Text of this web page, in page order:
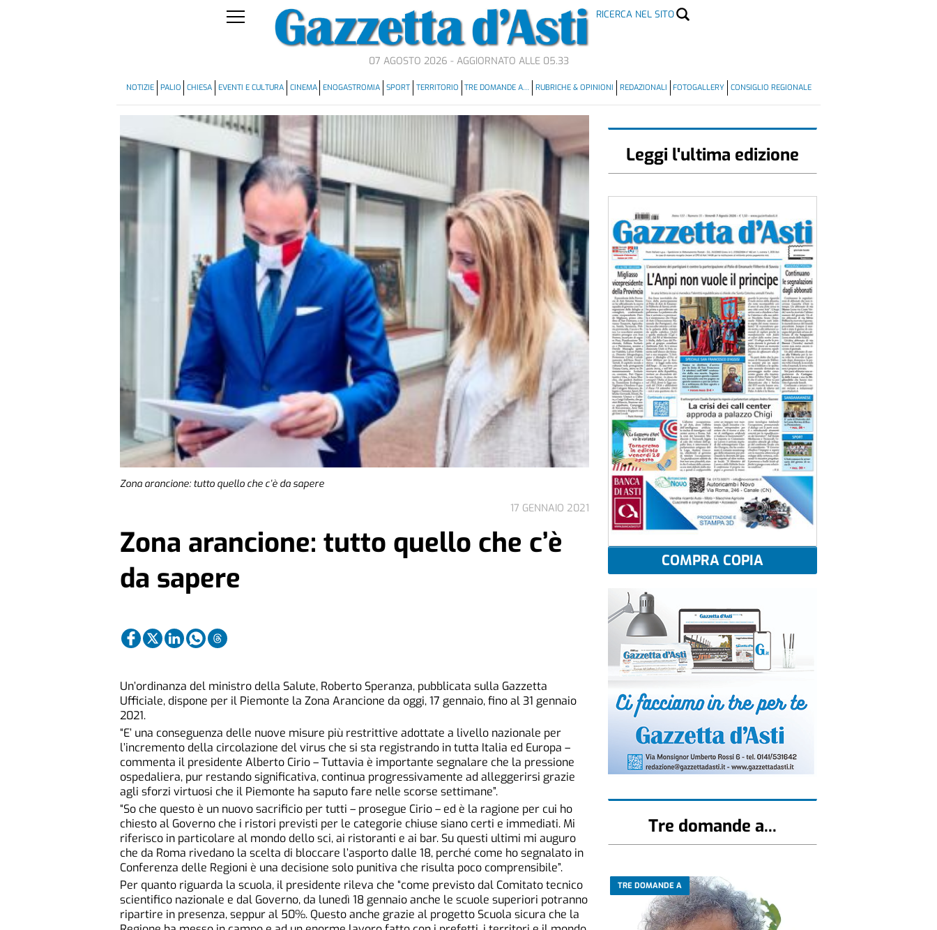
RICERCA NEL SITO
07 AGOSTO 2026 - AGGIORNATO ALLE 05.33
NOTIZIE PALIO CHIESA EVENTI E CULTURA CINEMA ENOGASTROMIA SPORT TERRITORIO TRE DOMANDE A… RUBRICHE & OPINIONI REDAZIONALI FOTOGALLERY CONSIGLIO REGIONALE
Zona arancione: tutto quello che c’è da sapere
17 GENNAIO 2021
Zona arancione: tutto quello che c’è
da sapere
Un’ordinanza del ministro della Salute, Roberto Speranza, pubblicata sulla Gazzetta
Ufficiale, dispone per il Piemonte la Zona Arancione da oggi, 17 gennaio, fino al 31 gennaio
2021.
“E’ una conseguenza delle nuove misure più restrittive adottate a livello nazionale per
l’incremento della circolazione del virus che si sta registrando in tutta Italia ed Europa –
commenta il presidente Alberto Cirio – Tuttavia è importante segnalare che la pressione
ospedaliera, pur restando significativa, continua progressivamente ad alleggerirsi grazie
agli sforzi virtuosi che il Piemonte ha saputo fare nelle scorse settimane”.
“So che questo è un nuovo sacrificio per tutti – prosegue Cirio – ed è la ragione per cui ho
chiesto al Governo che i ristori previsti per le categorie chiuse siano certi e immediati. Mi
riferisco in particolare al mondo dello sci, ai ristoranti e ai bar. Su questi ultimi mi auguro
che da Roma rivedano la scelta di bloccare l’asporto dalle 18, perché come ho segnalato in
Conferenza delle Regioni è una decisione solo punitiva che risulta poco comprensibile”.
Per quanto riguarda la scuola, il presidente rileva che “come previsto dal Comitato tecnico
scientifico nazionale e dal Governo, da lunedì 18 gennaio anche le scuole superiori potranno
ripartire in presenza, seppur al 50%. Questo anche grazie al progetto Scuola sicura che la
Leggi l'ultima edizione
COMPRA COPIA
Tre domande a...
TRE DOMANDE A